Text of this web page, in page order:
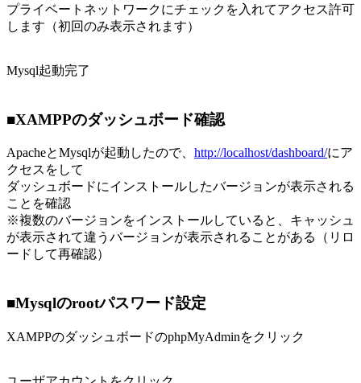
プライベートネットワークにチェックを入れてアクセス許可
します（初回のみ表示されます）
Mysql起動完了
■XAMPPのダッシュボード確認
ApacheとMysqlが起動したので、 http://localhost/dashboard/にア
クセスをして
ダッシュボードにインストールしたバージョンが表示される
ことを確認
※複数のバージョンをインストールしていると、キャッシュ
が表示されて違うバージョンが表示されることがある（リロ
ードして再確認）
■Mysqlのrootパスワード設定
XAMPPのダッシュボードのphpMyAdminをクリック